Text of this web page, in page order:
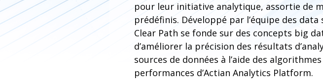
pour leur initiative analytique, assortie de
prédéfinis. Développé par l’équipe des
Clear Path se fonde sur des concepts big
d’améliorer la précision des résultats
sources de données à l’aide des
performances d’Actian Analytics Platform.